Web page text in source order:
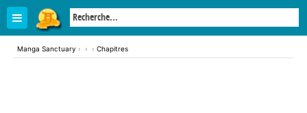
Manga Sanctuary › › › Chapitres